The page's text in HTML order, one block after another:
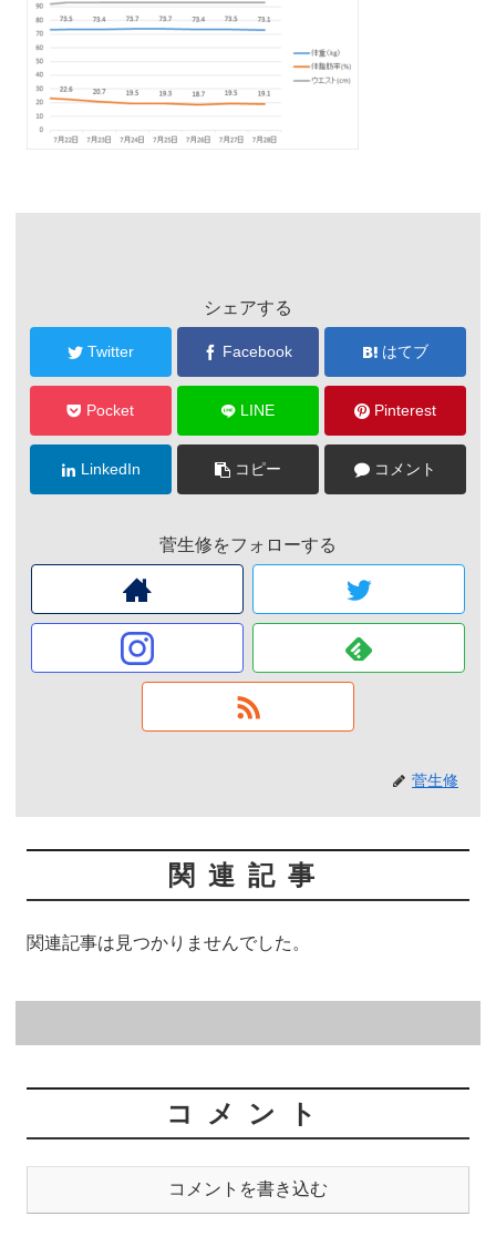
シェアする
Twitter Facebook はてブ
Pocket LINE Pinterest
LinkedIn コピー コメント
菅生修をフォローする
菅生修
関連記事
関連記事は見つかりませんでした。
コメント
コメントを書き込む